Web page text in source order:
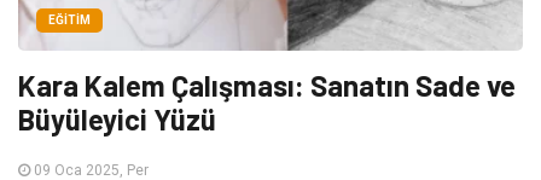
EĞITIM
Kara Kalem Çalışması: Sanatın Sade ve
Büyüleyici Yüzü
09 Oca 2025, Per